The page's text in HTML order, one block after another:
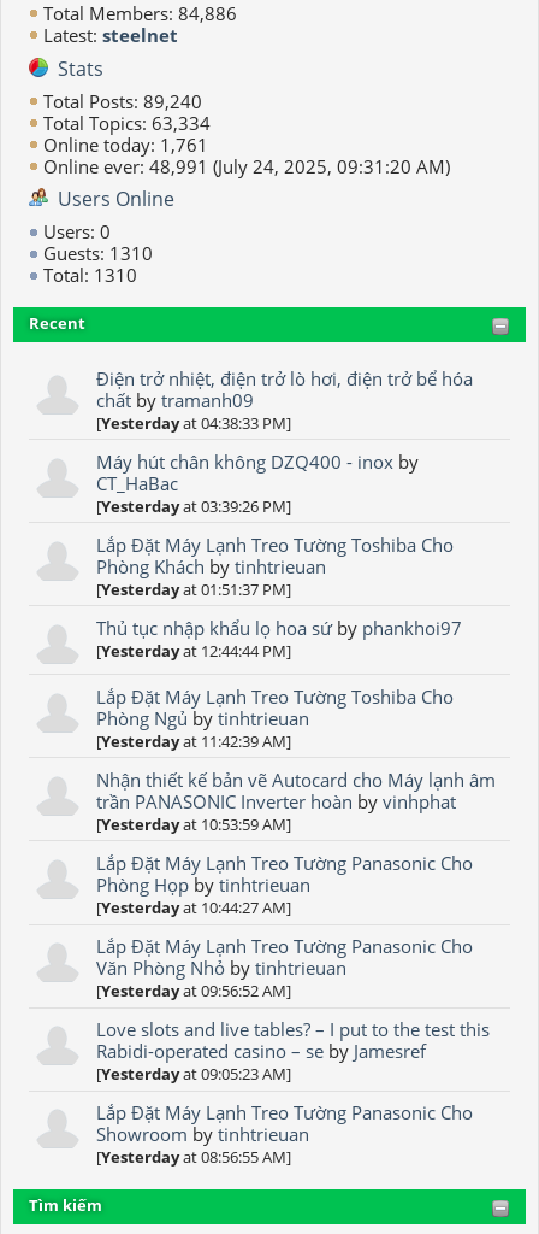
Total Members: 84,886
Latest: steelnet
Stats
Total Posts: 89,240
Total Topics: 63,334
Online today: 1,761
Online ever: 48,991 (July 24, 2025, 09:31:20 AM)
Users Online
Users: 0
Guests: 1310
Total: 1310
Recent
Điện trở nhiệt, điện trở lò hơi, điện trở bể hóa
chất bytramanh09
[Yesterdayat 04:38:33 PM]
Máy hút chân không DZQ400 - inox by
CT_HaBac
[Yesterdayat 03:39:26 PM]
Lắp Đặt Máy Lạnh Treo Tường Toshiba Cho
Phòng Khách bytinhtrieuan
[Yesterdayat 01:51:37 PM]
Thủ tục nhập khẩu lọ hoa sứby phankhoi97
[Yesterdayat 12:44:44 PM]
Lắp Đặt Máy Lạnh Treo Tường Toshiba Cho
Phòng Ngủ bytinhtrieuan
[Yesterdayat 11:42:39 AM]
Nhận thiết kế bản vẽ Autocard cho Máy lạnh âm
trần PANASONIC Inverter hoàn byvinhphat
[Yesterdayat 10:53:59 AM]
Lắp Đặt Máy Lạnh Treo Tường Panasonic Cho
Phòng Họp bytinhtrieuan
[Yesterdayat 10:44:27 AM]
Lắp Đặt Máy Lạnh Treo Tường Panasonic Cho
Văn Phòng Nhỏ bytinhtrieuan
[Yesterdayat 09:56:52 AM]
Love slots and live tables? – I put to the test this
Rabidi-operated casino – se by Jamesref
[Yesterdayat 09:05:23 AM]
Lắp Đặt Máy Lạnh Treo Tường Panasonic Cho
Showroom bytinhtrieuan
[Yesterdayat 08:56:55 AM]
Tìm kiếm